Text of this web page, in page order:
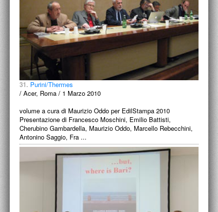
31. Purini/Thermes
/ Acer, Roma / 1 Marzo 2010
volume a cura di Maurizio Oddo per EdilStampa 2010
Presentazione di Francesco Moschini, Emilio Battisti,
Cherubino Gambardella, Maurizio Oddo, Marcello Rebecchini,
Antonino Saggio, Fra ...